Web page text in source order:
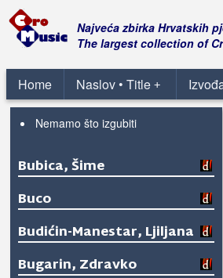
Najveća zbirka Hrvatskih
The largest collection of
Home +
Naslov • Title
Brzić, Ante
Bubica, Branimir
Nemamo što izgubiti
Bubica, Šime
Buco
Budićin-Manestar, Ljiljana
Bugarin, Zdravko